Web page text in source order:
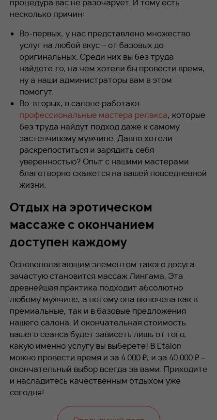
процедура вас не разочарует. И тому есть
несколько причин:
Во-первых, у нас представлено множество
услуг на любой вкус – от базовых до
оригинальных. Среди них вы без труда
найдете то, на чем хотели бы провести время,
ну а наши администраторы вам в этом
помогут.
Во-вторых, в салоне работают
профессиональные мастера релакса, которые
без труда найдут подход даже к самому
застенчивому мужчине. Давно хотели
раскрепоститься и зарядить себя
уверенностью? Опыт с нашими мастерами
благотворно скажется на вашей повседневной
жизни.
Отдых на эротическом
массаже с окончанием
доступен каждому
Основополагающим элементом такого досуга
зачастую становится массаж Лингама. Эта
древнейшая практика подходит абсолютно
любому мужчине, а потому она включена как в
премиальные, так и в базовые предложения
нашего салона. И окончательная стоимость
вашего сеанса будет зависеть лишь от того,
какую именно услугу вы выберете! В Etalon
можно провести время и за 4 000 ₽, и за 40 000 ₽ –
окончательный выбор всегда за вами. Приходите
и насладитесь качественным отдыхом уже
сегодня!